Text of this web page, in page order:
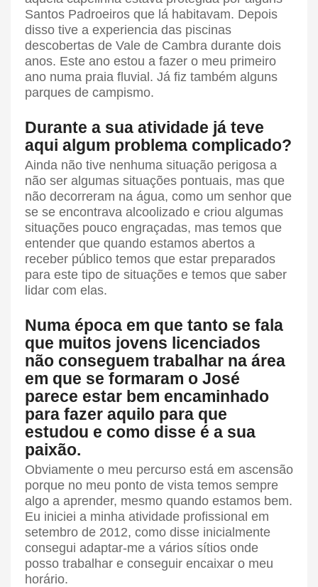
Santos Padroeiros que lá habitavam. Depois
disso tive a experiencia das piscinas
descobertas de Vale de Cambra durante dois
anos. Este ano estou a fazer o meu primeiro
ano numa praia fluvial. Já fiz também alguns
parques de campismo.
Durante a sua atividade já teve
aqui algum problema complicado?
Ainda não tive nenhuma situação perigosa a
não ser algumas situações pontuais, mas que
não decorreram na água, como um senhor que
se se encontrava alcoolizado e criou algumas
situações pouco engraçadas, mas temos que
entender que quando estamos abertos a
receber público temos que estar preparados
para este tipo de situações e temos que saber
lidar com elas.
Numa época em que tanto se fala
que muitos jovens licenciados
não conseguem trabalhar na área
em que se formaram o José
parece estar bem encaminhado
para fazer aquilo para que
estudou e como disse é a sua
paixão.
Obviamente o meu percurso está em ascensão
porque no meu ponto de vista temos sempre
algo a aprender, mesmo quando estamos bem.
Eu iniciei a minha atividade profissional em
setembro de 2012, como disse inicialmente
consegui adaptar-me a vários sítios onde
posso trabalhar e conseguir encaixar o meu
horário.